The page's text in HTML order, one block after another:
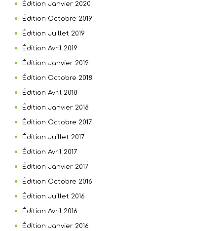
Édition Janvier 2020
Édition Octobre 2019
Édition Juillet 2019
Édition Avril 2019
Édition Janvier 2019
Édition Octobre 2018
Édition Avril 2018
Édition Janvier 2018
Édition Octobre 2017
Édition Juillet 2017
Édition Avril 2017
Édition Janvier 2017
Édition Octobre 2016
Édition Juillet 2016
Édition Avril 2016
Édition Janvier 2016